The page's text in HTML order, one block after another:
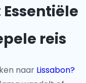
reis
naar Lissabon?